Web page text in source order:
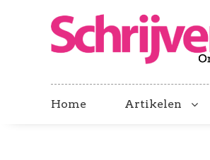
Home Artikelen